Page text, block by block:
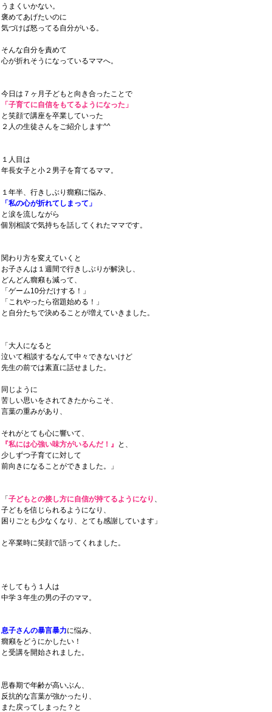
うまくいかない。
褒めてあげたいのに
気づけば怒ってる自分がいる。
そんな自分を責めて
心が折れそうになっているママへ。
今日は７ヶ月子どもと向き合ったことで
「子育てに自信をもてるようになった」
と笑顔で講座を卒業していった
２人の生徒さんをご紹介します^^
１人目は
年長女子と小２男子を育てるママ。
１年半、行きしぶり癇癪に悩み、
「私の心が折れてしまって」
と涙を流しながら
個別相談で気持ちを話してくれたママです。
関わり方を変えていくと
お子さんは１週間で行きしぶりが解決し、
どんどん癇癪も減って、
「ゲーム10分だけする！」
「これやったら宿題始める！」
と自分たちで決めることが増えていきました。
「大人になると
泣いて相談するなんて中々できないけど
先生の前では素直に話せました。
同じように
苦しい思いをされてきたからこそ、
言葉の重みがあり、
それがとても心に響いて、
『私には心強い味方がいるんだ！』 と、
少しずつ子育てに対して
前向きになることができました。」
「 子どもとの接し方に自信が持てるようになり 、
子どもを信じられるようになり、
困りごとも少なくなり、とても感謝しています」
と卒業時に笑顔で語ってくれました。
そしてもう１人は
中学３年生の男の子のママ。
息子さんの暴言暴力に悩み、
癇癪をどうにかしたい！
と受講を開始されました。
思春期で年齢が高いぶん、
反抗的な言葉が強かったり、
また戻ってしまった？と